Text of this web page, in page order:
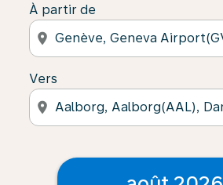
À partir de
location_on
Vers
location_on